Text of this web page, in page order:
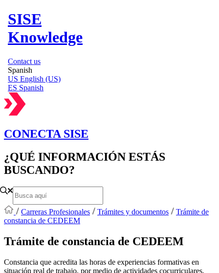
SISE
Knowledge
Contact us
Spanish
US English (US)
ES Spanish
CONECTA SISE
¿QUÉ INFORMACIÓN ESTÁS
BUSCANDO?
Carreras Profesionales Trámites y documentos
Trámite de
constancia de CEDEEM
Trámite de constancia de CEDEEM
Constancia que acredita las horas de experiencias formativas en
situación real de trabajo, por medio de actividades cocurriculares,